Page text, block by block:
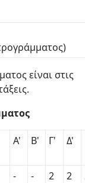
είναι στις
Α' Β' Γ' Δ'
- - 2 2